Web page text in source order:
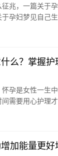
兆，一篇关于
孕妇梦见自己
么？掌握
孕是女性一生
需要用心护理
加能量更好